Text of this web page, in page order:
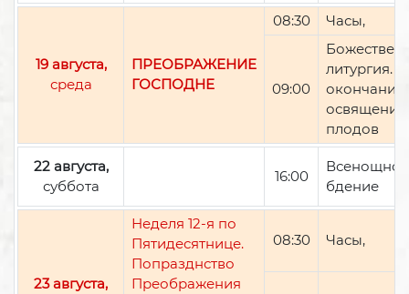
19 августа,
среда
ПРЕОБРАЖЕНИЕ
ГОСПОДНЕ
08:30 Часы,
09:00
литургия.
окончании
освящение
плодов
22 августа,
суббота
16:00
Всенощное
бдение
23 августа,
Неделя 12-я по
Пятидесятнице.
Попразднство
Преображения
08:30 Часы,